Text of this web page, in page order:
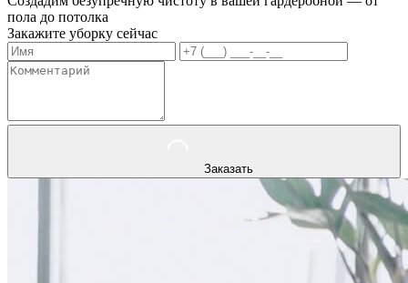
пола до потолка
Закажите уборку сейчас
Заказать